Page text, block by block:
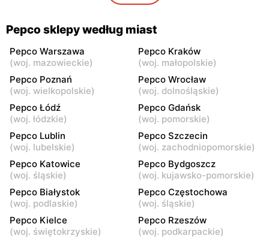
Pepco
Warszawa, ul. Rembielińska
20
Pepco
11
Pepco
Warszawa, ul. Wierna 23
Pepco
Warszawa, ul. Lazurowa 69
Pepco
Warszawa, ul. Starowiślna
4
Pepco
Warszawa, ul. Łodygowa
24a
Pepco
Warszawa, ul. Przy Agorze
26
Pepco
Warszawa al. Krakowska 61
Pepco
Warszawa, ul. Bronowska 4
Pepco
Warszawa al.
Rzeczypospolitej 23
Pepco sklepy według miast
Pepco Warszawa
(woj. mazowieckie)
Pepco Kraków
(woj. małopolskie)
Pepco Poznań
(woj. wielkopolskie)
Pepco Wrocław
(woj. dolnośląskie)
Pepco Łódź
(woj. łódzkie)
Pepco Gdańsk
(woj. pomorskie)
Pepco Lublin
(woj. lubelskie)
Pepco Szczecin
(woj. zachodniopomorskie)
Pepco Katowice
(woj. śląskie)
Pepco Bydgoszcz
(woj. kujawsko-pomorskie)
Pepco Białystok
(woj. podlaskie)
Pepco Częstochowa
(woj. śląskie)
Pepco Kielce
(woj. świętokrzyskie)
Pepco Rzeszów
(woj. podkarpackie)